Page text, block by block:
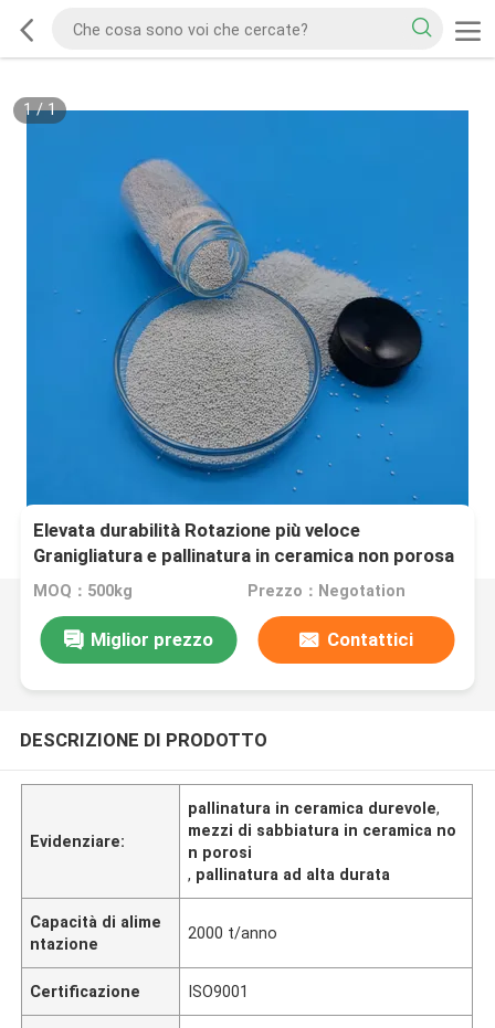
1/1
Elevata durabilità Rotazione più veloce
Granigliatura e pallinatura in ceramica non porosa
e durevole
MOQ：500kg Prezzo：Negotation
Miglior prezzo Contattici
DESCRIZIONE DI PRODOTTO
Evidenziare:
pallinatura in ceramica durevole,
mezzi di sabbiatura in ceramica no
n porosi
, pallinatura ad alta durata
Capacità di alime
ntazione
2000 t/anno
Certificazione ISO9001